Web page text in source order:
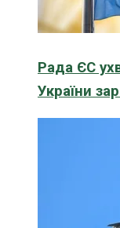
Рада ЄС
України